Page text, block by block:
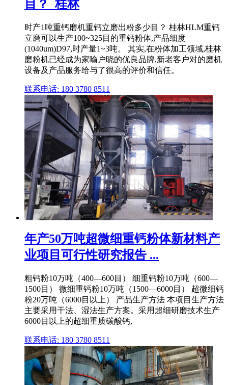
目？_桂林
时产1吨重钙磨机重钙立磨出粉多少目？ 桂林HLM重钙
立磨可以生产100~325目的重钙粉体,产品细度
(1040um)D97,时产量1~3吨。 其实,在粉体加工领域,桂林
磨粉机已经成为家喻户晓的优良品牌,新老客户对的磨机
设备及产品服务给与了很高的评价和信任。
联系电话: 180 3780 8511
年产50万吨超微细重钙粉体新材料产
业项目可行性研究报告 ...
粗钙粉10万吨（400—600目） 细重钙粉10万吨（600—
1500目） 微细重钙粉10万吨（1500—6000目） 超微细钙
粉20万吨（6000目以上） 产品生产方法 本项目生产方法
主要采用干法、湿法生产方案。采用超细研磨技术生产
6000目以上的超细重质碳酸钙,
联系电话: 180 3780 8511